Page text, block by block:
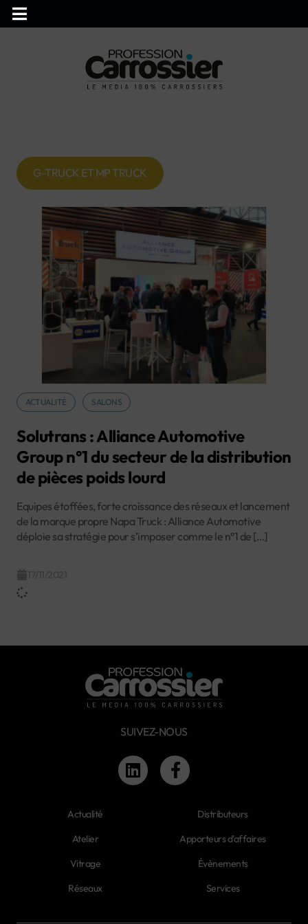
G-TRUCK ET MP TRUCK
ACTUALITÉ SALONS
Solutrans : Alliance Automotive
Group n°1 du secteur de la distribution
de pièces poids lourd
Equipes étoffées, forte croissance des réseaux et lancement
de la marque propre Napa Truck : Alliance Automotive
déploie sa stratégie pour s’imposer comme le n°1 de […]
SUIVEZ-NOUS
Actualité
Atelier
Vitrage
Réseaux
Distributeurs
Apporteurs d'affaires
Évènements
Services